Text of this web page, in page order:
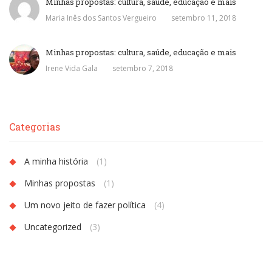
Maria Inês dos Santos Vergueiro setembro 11, 2018
Minhas propostas: cultura, saúde, educação e mais
Irene Vida Gala setembro 7, 2018
Categorias
A minha história
(1)
Minhas propostas
(1)
Um novo jeito de fazer política
(4)
Uncategorized
(3)